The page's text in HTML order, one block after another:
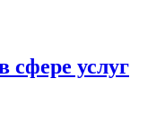
сфере услуг